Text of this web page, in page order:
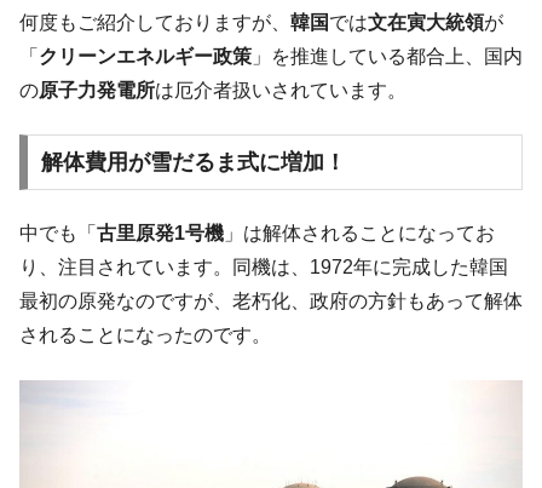
『Money1』
韓国K9専用砲弾･装薬自動供給装甲車両･珍
兵器「K10」が改良に乗り出す。
体だけで410億ドル、輸出全体の41％もある
『Money1』
韓国･李在明「青年層の雇用状況が悪い。せ
や、若者に起業させよう」⇒ どんな雇用対策だソレ。
ル。外平債の発行「19.4億ドル」
『Money1』
韓国「ここは北朝鮮なのか。選管がサーバ
ーにウソのデータを入力したのは明白だ」
『Money1』
韓国･李在明さっそく不動産対策で浅薄な発
『韓国銀行』が「金の保有量を増やしま
何度もご紹介しておりますが、 韓国では文在寅大統領が
「 クリーンエネルギー政策 」を推進している都合上、国内
の原子力発電所は厄介者扱いされています。
解体費用が雪だるま式に増加！
中でも「 古里原発1号機 」は解体されることになってお
り、注目されています。同機は、1972年に完成した韓国
最初の原発なのですが、老朽化、政府の方針もあって解体
されることになったのです。